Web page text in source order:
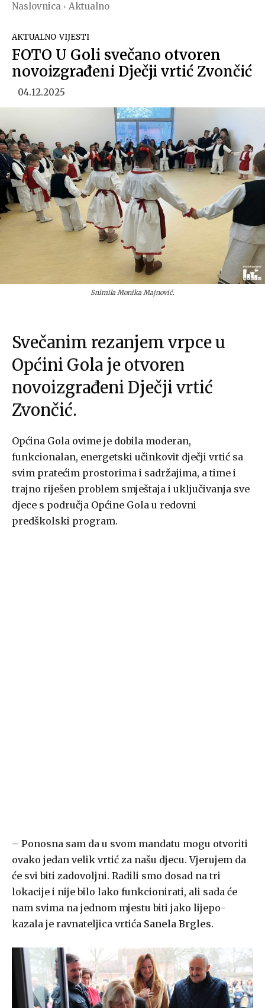
Naslovnica Aktualno
AKTUALNO VIJESTI
FOTO U Goli svečano otvoren
novoizgrađeni Dječji vrtić Zvončić
04.12.2025
Snimila Monika Majnović.
Svečanim rezanjem vrpce u
Općini Gola je otvoren
novoizgrađeni Dječji vrtić
Zvončić.
Općina Gola ovime je dobila moderan,
funkcionalan, energetski učinkovit dječji vrtić sa
svim pratećim prostorima i sadržajima, a time i
trajno riješen problem smještaja i uključivanja sve
djece s područja Općine Gola u redovni
predškolski program.
– Ponosna sam da u svom mandatu mogu otvoriti
ovako jedan velik vrtić za našu djecu. Vjerujem da
će svi biti zadovoljni. Radili smo dosad na tri
lokacije i nije bilo lako funkcionirati, ali sada će
nam svima na jednom mjestu biti jako lijepo-
kazala je ravnateljica vrtića Sanela Brgles.